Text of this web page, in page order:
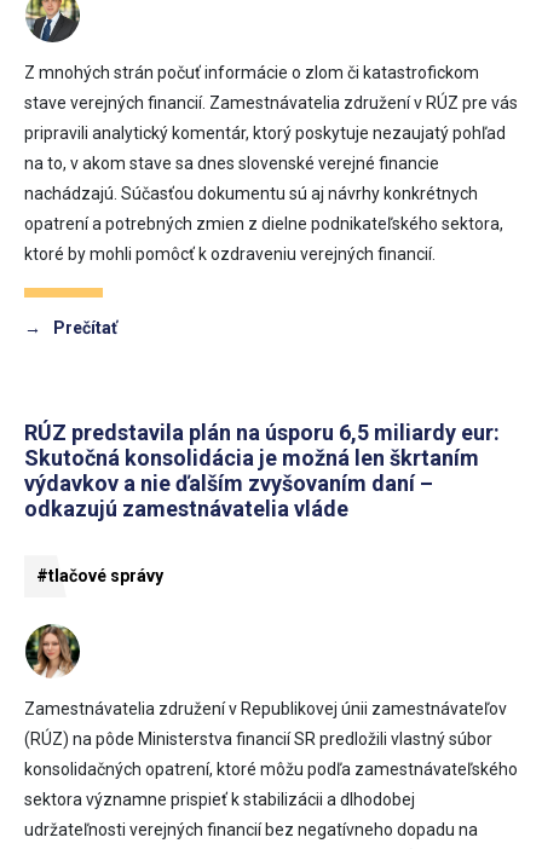
Z mnohých strán počuť informácie o zlom či katastrofickom
stave verejných financií. Zamestnávatelia združení v RÚZ pre vás
pripravili analytický komentár, ktorý poskytuje nezaujatý pohľad
na to, v akom stave sa dnes slovenské verejné financie
nachádzajú. Súčasťou dokumentu sú aj návrhy konkrétnych
opatrení a potrebných zmien z dielne podnikateľského sektora,
ktoré by mohli pomôcť k ozdraveniu verejných financií.
→ Prečítať
RÚZ predstavila plán na úsporu 6,5 miliardy eur:
Skutočná konsolidácia je možná len škrtaním
výdavkov a nie ďalším zvyšovaním daní –
odkazujú zamestnávatelia vláde
#tlačové správy
Zamestnávatelia združení v Republikovej únii zamestnávateľov
(RÚZ) na pôde Ministerstva financií SR predložili vlastný súbor
konsolidačných opatrení, ktoré môžu podľa zamestnávateľského
sektora významne prispieť k stabilizácii a dlhodobej
udržateľnosti verejných financií bez negatívneho dopadu na